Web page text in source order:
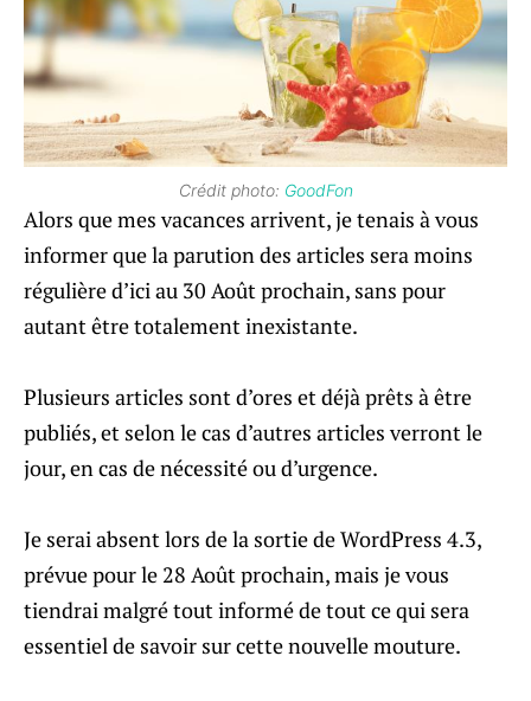
Crédit photo: GoodFon
Alors que mes vacances arrivent, je tenais à vous
informer que la parution des articles sera moins
régulière d’ici au 30 Août prochain, sans pour
autant être totalement inexistante.
Plusieurs articles sont d’ores et déjà prêts à être
publiés, et selon le cas d’autres articles verront le
jour, en cas de nécessité ou d’urgence.
Je serai absent lors de la sortie de WordPress 4.3,
prévue pour le 28 Août prochain, mais je vous
tiendrai malgré tout informé de tout ce qui sera
essentiel de savoir sur cette nouvelle mouture.